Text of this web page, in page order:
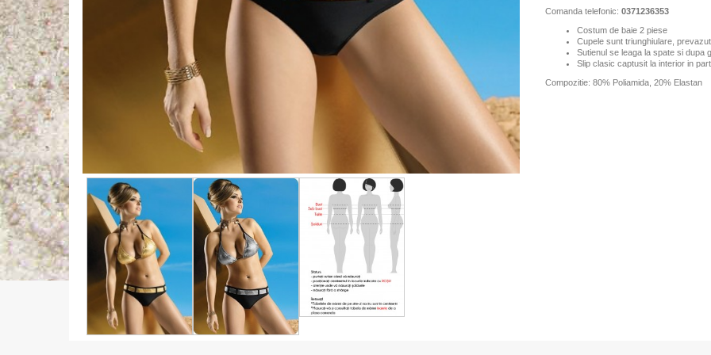
Comanda telefonic: 0371236353
Costum de baie 2 piese
Cupele sunt triunghiulare,
Sutienul se leaga la spate si dupa
Slip clasic captusit la interior in
Compozitie: 80% Poliamida, 20% Elastan